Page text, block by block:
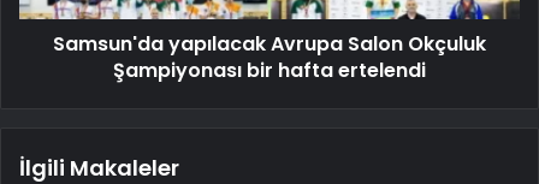
Samsun'da yapılacak Avrupa Salon Okçuluk
Şampiyonası bir hafta ertelendi
İlgili Makaleler